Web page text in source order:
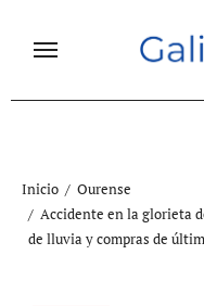
Inicio
Ourense
Accidente en la glorieta
de lluvia y compras de